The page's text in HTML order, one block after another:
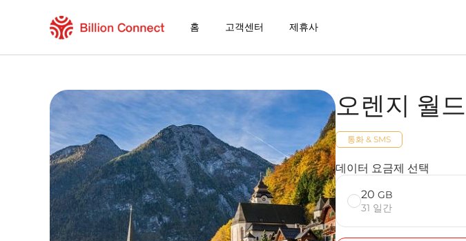
홈 고객센터 제휴사
현재 목적지가 포함된 지역 요금제
eSIM을 즐기는 방법
Moldova에서 Billion Connect eSIM을 사용할 때의 장점
Billion Connect 오렌지 월드 이심 FAQ
목적지 및 데이터 요금제 선택
eSIM 설치하기
데이터 요금제 즐기기
안정적인 인터넷 연결
오렌지 월
통화 & SMS
데이터 요금제 선택
20 GB
31 일간